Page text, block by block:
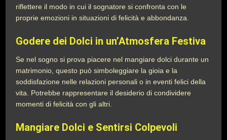
riflettere il modo in cui il sognatore si confronta con le
proprie emozioni in situazioni di felicità e abbondanza.
Godere dei Dolci in un’Atmosfera Festiva
Se nel sogno si prova piacere nel mangiare dolci durante un
matrimonio, questo può simboleggiare la gioia e la
soddisfazione nelle relazioni personali o in eventi felici della
vita. Potrebbe rappresentare il desiderio di condividere
momenti di felicità con gli altri.
Mangiare Dolci e Sentirsi Colpevoli